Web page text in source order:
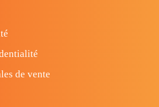
de vente